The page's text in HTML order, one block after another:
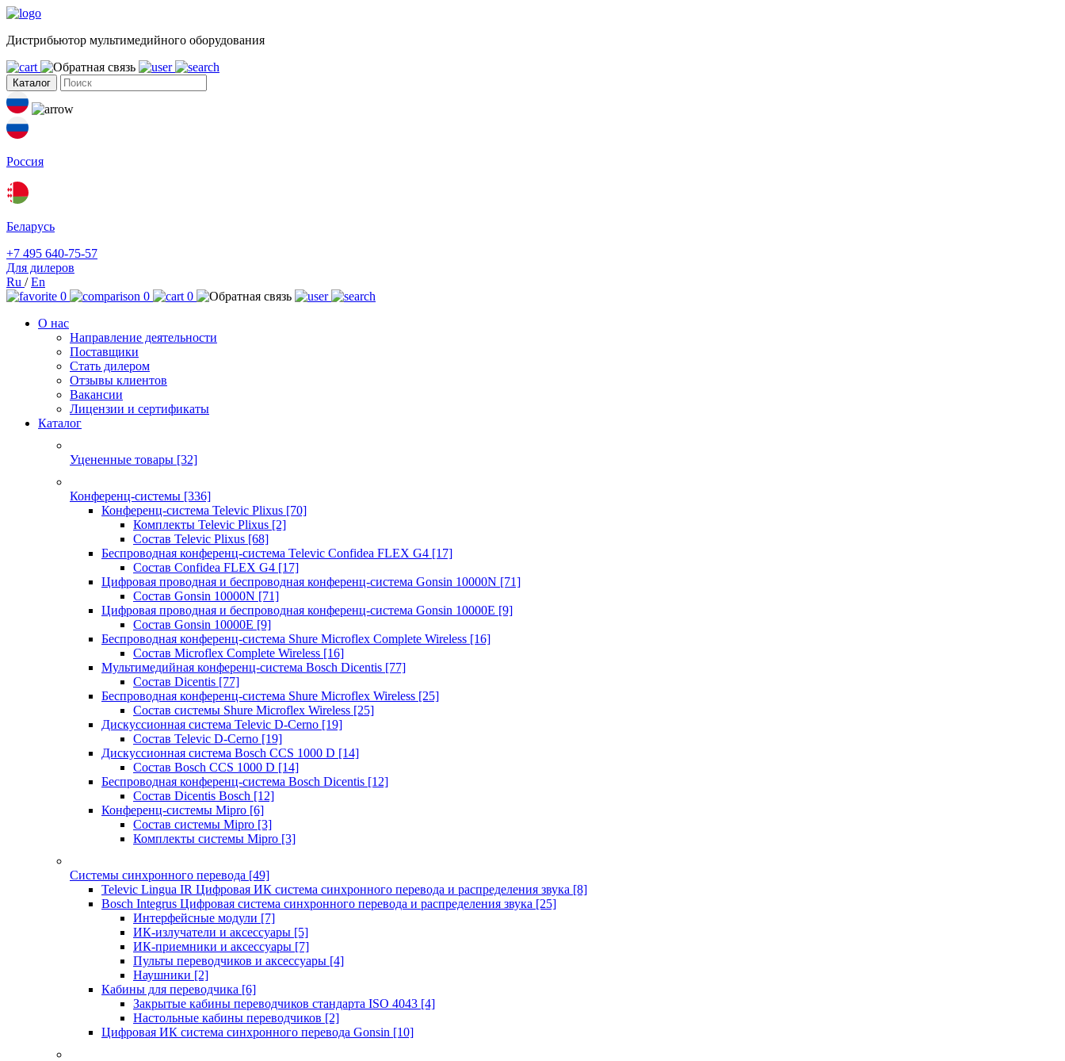
Дистрибьютор мультимедийного оборудования
Каталог
Россия
Беларусь
+7 495 640-75-57
Для дилеров
Ru /En
0
0
0
О нас
Направление деятельности
Поставщики
Стать дилером
Отзывы клиентов
Вакансии
Лицензии и сертификаты
Каталог
Уцененные товары [32]
Конференц-системы [336]
Конференц-система Televic Plixus [70]
Комплекты Televic Plixus [2]
Состав Televic Plixus [68]
Беспроводная конференц-система Televic Confidea FLEX G4 [17]
Состав Confidea FLEX G4 [17]
Цифровая проводная и беспроводная конференц-система Gonsin 10000N [71]
Состав Gonsin 10000N [71]
Цифровая проводная и беспроводная конференц-система Gonsin 10000E [9]
Состав Gonsin 10000E [9]
Беспроводная конференц-система Shure Microflex Complete Wireless [16]
Состав Microflex Complete Wireless [16]
Мультимедийная конференц-система Bosch Dicentis [77]
Состав Dicentis [77]
Беспроводная конференц-система Shure Microflex Wireless [25]
Состав системы Shure Microflex Wireless [25]
Дискуссионная система Televic D-Cerno [19]
Состав Televic D-Cerno [19]
Дискуссионная система Bosch CCS 1000 D [14]
Состав Bosch CCS 1000 D [14]
Беспроводная конференц-система Bosch Dicentis [12]
Состав Dicentis Bosch [12]
Конференц-системы Mipro [6]
Состав системы Mipro [3]
Комплекты системы Mipro [3]
Системы синхронного перевода [49]
Televic Lingua IR Цифровая ИК система синхронного перевода и распределения звука [8]
Bosch Integrus Цифровая система синхронного перевода и распределения звука [25]
Интерфейсные модули [7]
ИК-излучатели и аксессуары [5]
ИК-приемники и аксессуары [7]
Пульты переводчиков и аксессуары [4]
Наушники [2]
Кабины для переводчика [6]
Закрытые кабины переводчиков стандарта ISO 4043 [4]
Настольные кабины переводчиков [2]
Цифровая ИК система синхронного перевода Gonsin [10]